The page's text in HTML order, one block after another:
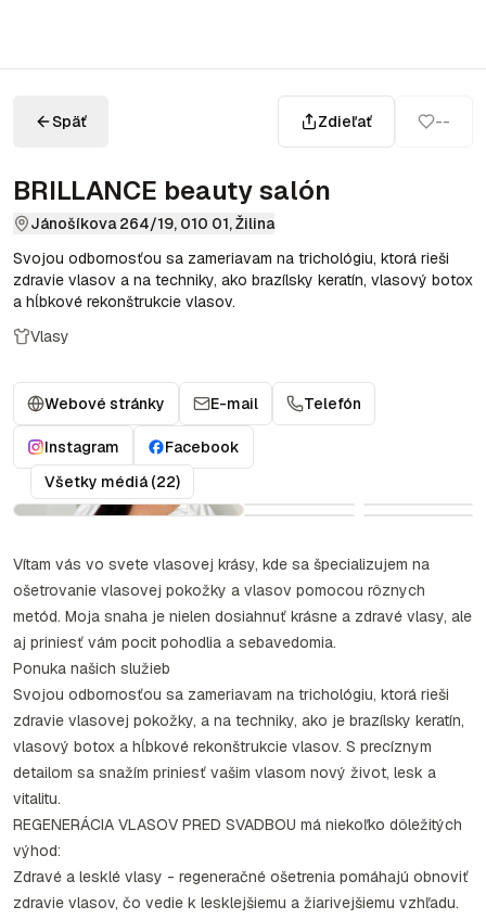
Späť Zdieľať --
BRILLANCE beauty salón
Jánošíkova 264/19, 010 01, Žilina
Svojou odbornosťou sa zameriavam na trichológiu, ktorá rieši
zdravie vlasov a na techniky, ako brazílsky keratín, vlasový botox
a hĺbkové rekonštrukcie vlasov.
Vlasy
Webové stránky E-mail Telefón
Instagram
Facebook
Všetky médiá (22)
Vítam vás vo svete vlasovej krásy, kde sa špecializujem na
ošetrovanie vlasovej pokožky a vlasov pomocou rôznych
metód. Moja snaha je nielen dosiahnuť krásne a zdravé vlasy, ale
aj priniesť vám pocit pohodlia a sebavedomia.
Ponuka našich služieb
Svojou odbornosťou sa zameriavam na trichológiu, ktorá rieši
zdravie vlasovej pokožky, a na techniky, ako je brazílsky keratín,
vlasový botox a hĺbkové rekonštrukcie vlasov. S precíznym
detailom sa snažím priniesť vašim vlasom nový život, lesk a
vitalitu.
REGENERÁCIA VLASOV PRED SVADBOU má niekoľko dôležitých
výhod:
Zdravé a lesklé vlasy - regeneračné ošetrenia pomáhajú obnoviť
zdravie vlasov, čo vedie k lesklejšiemu a žiarivejšiemu vzhľadu.